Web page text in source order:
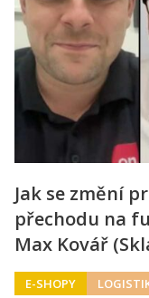
Jak se změní
přechodu na
Max Kovář
E-SHOPY